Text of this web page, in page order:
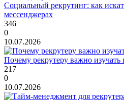
Социальный рекрутинг: как
мессенджерах
346
0
10.07.2026
Почему рекрутеру важно изучать
217
0
10.07.2026